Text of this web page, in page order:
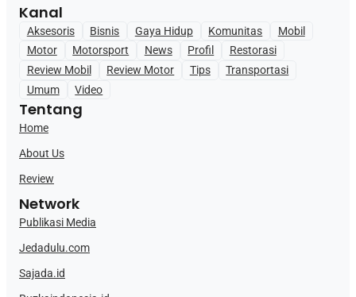
Kanal
Aksesoris Bisnis Gaya Hidup Komunitas
Mobil
Motor
Motorsport News Profil
Restorasi
Review Mobil
Review Motor Tips
Transportasi
Umum
Video
Tentang
Home
About Us
Review
Network
Publikasi Media
Jedadulu.com
Sajada.id